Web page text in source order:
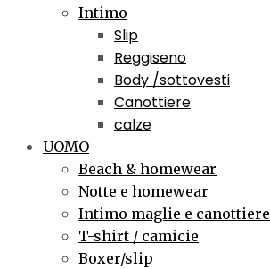
Intimo
Slip
Reggiseno
Body /sottovesti
Canottiere
calze
UOMO
Beach & homewear
Notte e homewear
Intimo maglie e canottiere
T-shirt / camicie
Boxer/slip